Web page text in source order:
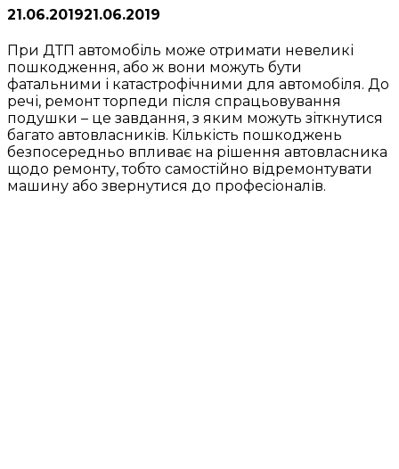
21.06.201921.06.2019
При ДТП автомобіль може отримати невеликі
пошкодження, або ж вони можуть бути
фатальними і катастрофічними для автомобіля. До
речі, ремонт торпеди після спрацьовування
подушки – це завдання, з яким можуть зіткнутися
багато автовласників. Кількість пошкоджень
безпосередньо впливає на рішення автовласника
щодо ремонту, тобто самостійно відремонтувати
машину або звернутися до професіоналів.